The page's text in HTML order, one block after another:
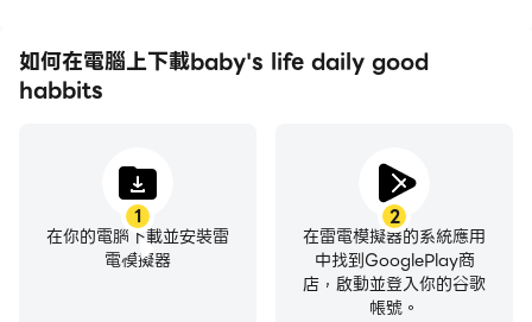
如何在電腦上下載baby's life daily good
habbits
1
在你的電腦下載並安裝雷
電模擬器
2
在雷電模擬器的系統應用
中找到GooglePlay商
店，啟動並登入你的谷歌
帳號。